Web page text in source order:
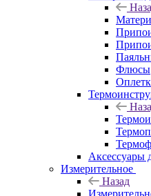
Флюсы
Аксессуары
Измерительное
Назад